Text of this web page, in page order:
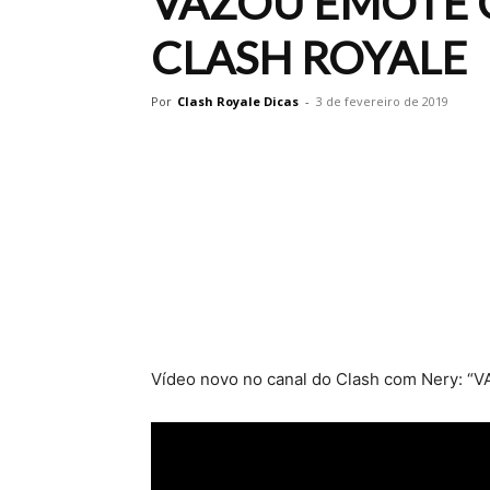
CLASH ROYALE
Por Clash Royale Dicas - 3 de fevereiro de 2019
Vídeo novo no canal do Clash com Nery: